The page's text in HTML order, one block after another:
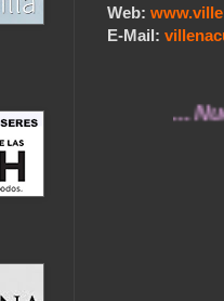
Web:
E-Mail:
... Nuestros